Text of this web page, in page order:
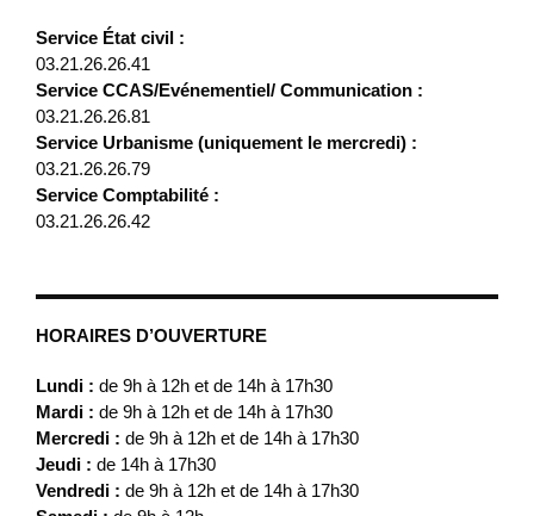
Service État civil :
03.21.26.26.41
Service CCAS/Evénementiel/ Communication :
03.21.26.26.81
Service Urbanisme (uniquement le mercredi) :
03.21.26.26.79
Service Comptabilité :
03.21.26.26.42
HORAIRES D’OUVERTURE
Lundi : de 9h à 12h et de 14h à 17h30
Mardi : de 9h à 12h et de 14h à 17h30
Mercredi : de 9h à 12h et de 14h à 17h30
Jeudi : de 14h à 17h30
Vendredi : de 9h à 12h et de 14h à 17h30